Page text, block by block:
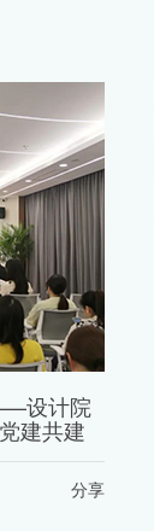
设计院
建共建
分享